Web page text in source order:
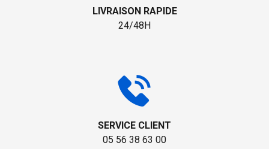
LIVRAISON RAPIDE
24/48H
SERVICE CLIENT
05 56 38 63 00